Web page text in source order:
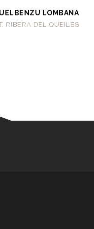
LOMBANA
RIBERA DEL QUEILES